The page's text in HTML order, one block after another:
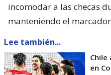
incomodar a las checas
manteniendo el
Lee también...
en